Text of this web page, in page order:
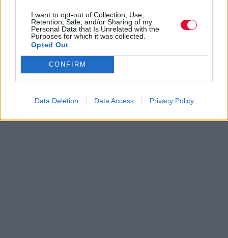
I want to opt-out of Collection, Use,
Retention, Sale, and/or Sharing of my
Personal Data that Is Unrelated with the
Purposes for which it was collected.
Opted Out
CONFIRM
Data Deletion Data Access Privacy Policy